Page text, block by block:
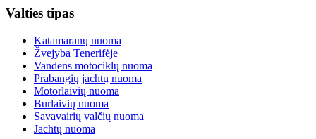
Valties tipas
Katamaranų nuoma
Žvejyba Tenerifėje
Vandens motociklų nuoma
Prabangių jachtų nuoma
Motorlaivių nuoma
Burlaivių nuoma
Savavairių valčių nuoma
Jachtų nuoma